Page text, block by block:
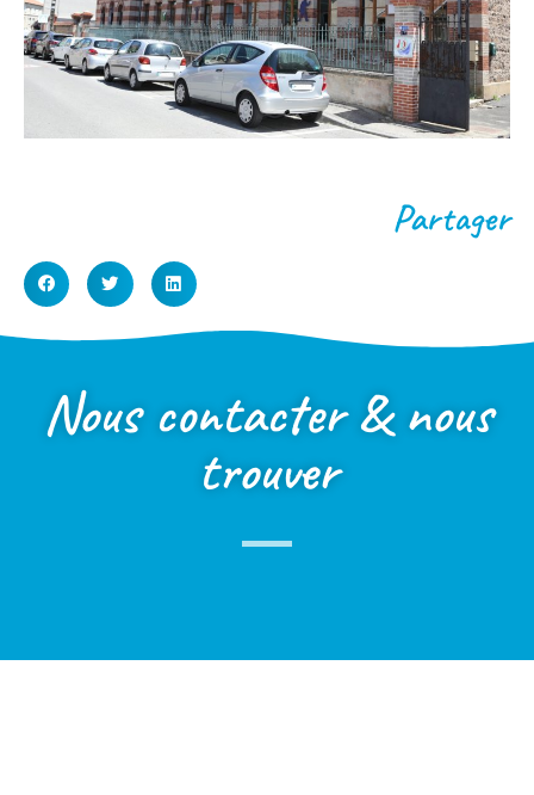
Partager
Nous contacter & nous
trouver